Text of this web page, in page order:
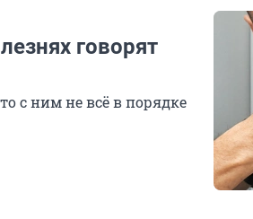
говорят
с ним не всё в порядке